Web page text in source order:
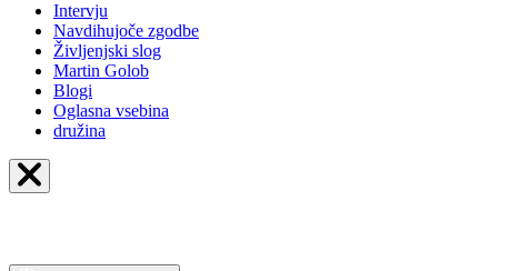
Intervju
Navdihujoče zgodbe
Življenjski slog
Martin Golob
Blogi
Oglasna vsebina
družina